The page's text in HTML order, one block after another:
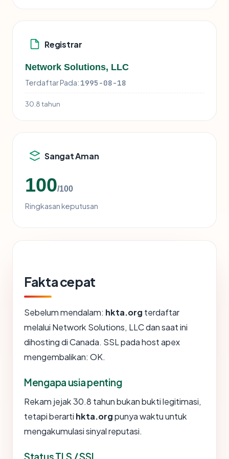
Registrar
Network Solutions, LLC
Terdaftar Pada: 1995-08-18
30.8 tahun
Sangat Aman
100/100
Ringkasan keputusan
Fakta cepat
Sebelum mendalam: hkta.org terdaftar
melalui Network Solutions, LLC dan saat ini
dihosting di Canada. SSL pada host apex
mengembalikan: OK.
Mengapa usia penting
Rekam jejak 30.8 tahun bukan bukti legitimasi,
tetapi berarti hkta.orgpunya waktu untuk
mengakumulasi sinyal reputasi.